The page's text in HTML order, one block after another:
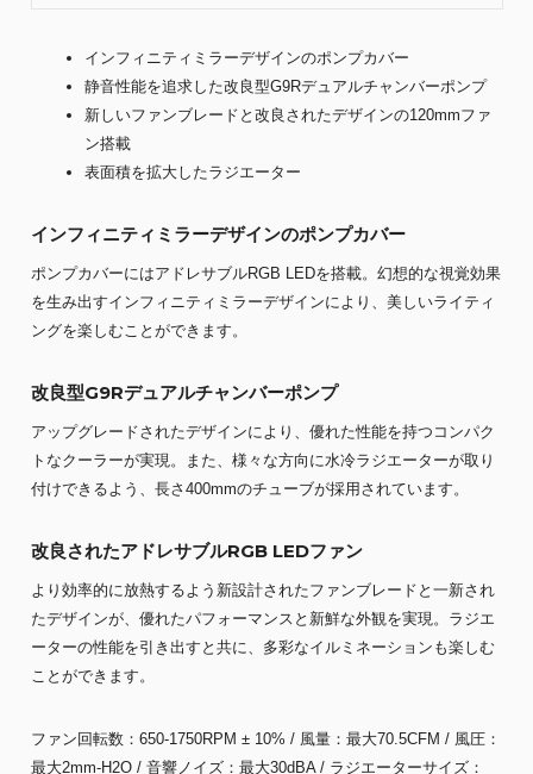
インフィニティミラーデザインのポンプカバー
静音性能を追求した改良型G9Rデュアルチャンバーポンプ
新しいファンブレードと改良されたデザインの120mmファ
ン搭載
表面積を拡大したラジエーター
インフィニティミラーデザインのポンプカバー
ポンプカバーにはアドレサブルRGB LEDを搭載。幻想的な視覚効果
を生み出すインフィニティミラーデザインにより、美しいライティ
ングを楽しむことができます。
改良型G9Rデュアルチャンバーポンプ
アップグレードされたデザインにより、優れた性能を持つコンパク
トなクーラーが実現。また、様々な方向に水冷ラジエーターが取り
付けできるよう、長さ400mmのチューブが採用されています。
改良されたアドレサブルRGB LEDファン
より効率的に放熱するよう新設計されたファンブレードと一新され
たデザインが、優れたパフォーマンスと新鮮な外観を実現。ラジエ
ーターの性能を引き出すと共に、多彩なイルミネーションも楽しむ
ことができます。
ファン回転数：650-1750RPM ± 10% / 風量：最大70.5CFM / 風圧：
最大2mm-H2O / 音響ノイズ：最大30dBA / ラジエーターサイズ：